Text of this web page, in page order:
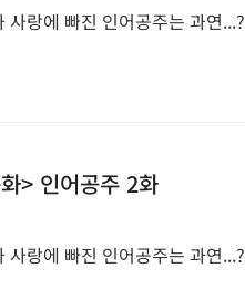
사랑에 빠진 인어공주는 과연...?
> 인어공주 2화
사랑에 빠진 인어공주는 과연...?